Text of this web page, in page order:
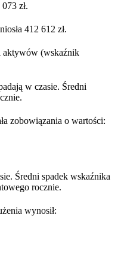
zł.
412 612 zł.
aktywów (wskaźnik
w czasie. Średni
zobowiązania o wartości:
Średni spadek wskaźnika
rocznie.
wynosił: